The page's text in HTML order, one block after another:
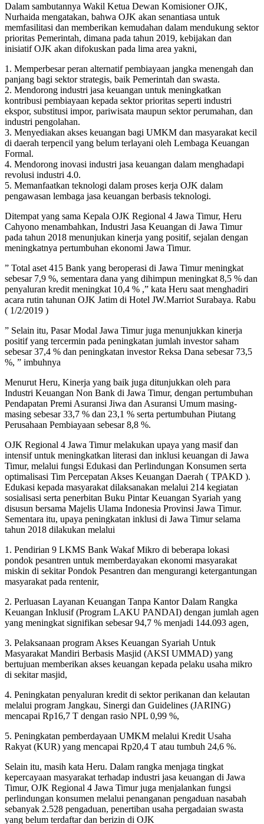
Dalam sambutannya Wakil Ketua Dewan Komisioner OJK,
Nurhaida mengatakan, bahwa OJK akan senantiasa untuk
memfasilitasi dan memberikan kemudahan dalam mendukung sektor
prioritas Pemerintah, dimana pada tahun 2019, kebijakan dan
inisiatif OJK akan difokuskan pada lima area yakni,
1. Memperbesar peran alternatif pembiayaan jangka menengah dan
panjang bagi sektor strategis, baik Pemerintah dan swasta.
2. Mendorong industri jasa keuangan untuk meningkatkan
kontribusi pembiayaan kepada sektor prioritas seperti industri
ekspor, substitusi impor, pariwisata maupun sektor perumahan, dan
industri pengolahan.
3. Menyediakan akses keuangan bagi UMKM dan masyarakat kecil
di daerah terpencil yang belum terlayani oleh Lembaga Keuangan
Formal.
4. Mendorong inovasi industri jasa keuangan dalam menghadapi
revolusi industri 4.0.
5. Memanfaatkan teknologi dalam proses kerja OJK dalam
pengawasan lembaga jasa keuangan berbasis teknologi.
Ditempat yang sama Kepala OJK Regional 4 Jawa Timur, Heru
Cahyono menambahkan, Industri Jasa Keuangan di Jawa Timur
pada tahun 2018 menunjukan kinerja yang positif, sejalan dengan
meningkatnya pertumbuhan ekonomi Jawa Timur.
” Total aset 415 Bank yang beroperasi di Jawa Timur meningkat
sebesar 7,9 %, sementara dana yang dihimpun meningkat 8,5 % dan
penyaluran kredit meningkat 10,4 % ,” kata Heru saat menghadiri
acara rutin tahunan OJK Jatim di Hotel JW.Marriot Surabaya. Rabu
( 1/2/2019 )
” Selain itu, Pasar Modal Jawa Timur juga menunjukkan kinerja
positif yang tercermin pada peningkatan jumlah investor saham
sebesar 37,4 % dan peningkatan investor Reksa Dana sebesar 73,5
%, ” imbuhnya
Menurut Heru, Kinerja yang baik juga ditunjukkan oleh para
Industri Keuangan Non Bank di Jawa Timur, dengan pertumbuhan
Pendapatan Premi Asuransi Jiwa dan Asuransi Umum masing-
masing sebesar 33,7 % dan 23,1 % serta pertumbuhan Piutang
Perusahaan Pembiayaan sebesar 8,8 %.
OJK Regional 4 Jawa Timur melakukan upaya yang masif dan
intensif untuk meningkatkan literasi dan inklusi keuangan di Jawa
Timur, melalui fungsi Edukasi dan Perlindungan Konsumen serta
optimalisasi Tim Percepatan Akses Keuangan Daerah ( TPAKD ).
Edukasi kepada masyarakat dilaksanakan melalui 214 kegiatan
sosialisasi serta penerbitan Buku Pintar Keuangan Syariah yang
disusun bersama Majelis Ulama Indonesia Provinsi Jawa Timur.
Sementara itu, upaya peningkatan inklusi di Jawa Timur selama
tahun 2018 dilakukan melalui
1. Pendirian 9 LKMS Bank Wakaf Mikro di beberapa lokasi
pondok pesantren untuk memberdayakan ekonomi masyarakat
miskin di sekitar Pondok Pesantren dan mengurangi ketergantungan
masyarakat pada rentenir,
2. Perluasan Layanan Keuangan Tanpa Kantor Dalam Rangka
Keuangan Inklusif (Program LAKU PANDAI) dengan jumlah agen
yang meningkat signifikan sebesar 94,7 % menjadi 144.093 agen,
3. Pelaksanaan program Akses Keuangan Syariah Untuk
Masyarakat Mandiri Berbasis Masjid (AKSI UMMAD) yang
bertujuan memberikan akses keuangan kepada pelaku usaha mikro
di sekitar masjid,
4. Peningkatan penyaluran kredit di sektor perikanan dan kelautan
melalui program Jangkau, Sinergi dan Guidelines (JARING)
mencapai Rp16,7 T dengan rasio NPL 0,99 %,
5. Peningkatan pemberdayaan UMKM melalui Kredit Usaha
Rakyat (KUR) yang mencapai Rp20,4 T atau tumbuh 24,6 %.
Selain itu, masih kata Heru. Dalam rangka menjaga tingkat
kepercayaan masyarakat terhadap industri jasa keuangan di Jawa
Timur, OJK Regional 4 Jawa Timur juga menjalankan fungsi
perlindungan konsumen melalui penanganan pengaduan nasabah
sebanyak 2.528 pengaduan, penertiban usaha pergadaian swasta
yang belum terdaftar dan berizin di OJK